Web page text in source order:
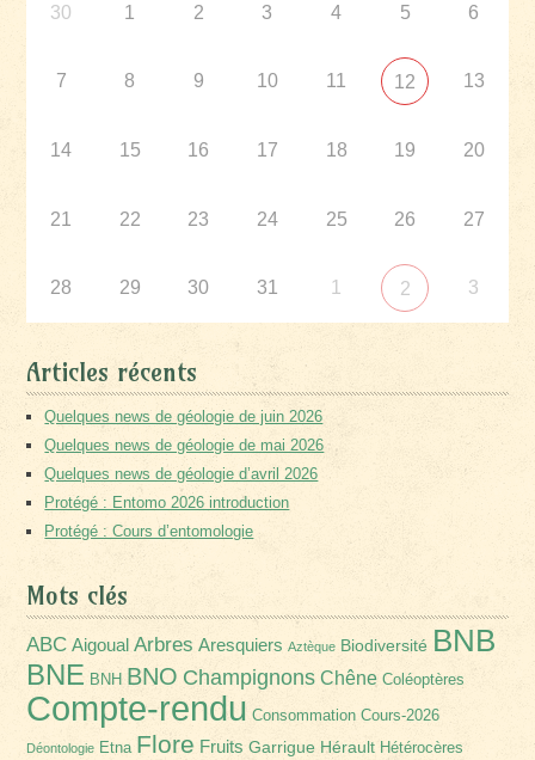
30 1 2 3 4 5 6
7 8 9 10 11 12 13
14 15 16 17 18 19 20
21 22 23 24 25 26 27
28 29 30 31 1 2 3
Articles récents
Quelques news de géologie de juin 2026
Quelques news de géologie de mai 2026
Quelques news de géologie d’avril 2026
Protégé : Entomo 2026 introduction
Protégé : Cours d’entomologie
Mots clés
ABC Aigoual Arbres Aresquiers Aztèque Biodiversité BNB
BNE BNH BNO Champignons Chêne Coléoptères
Compte-rendu Consommation Cours-2026
Déontologie Etna Flore Fruits Garrigue Hérault Hétérocères